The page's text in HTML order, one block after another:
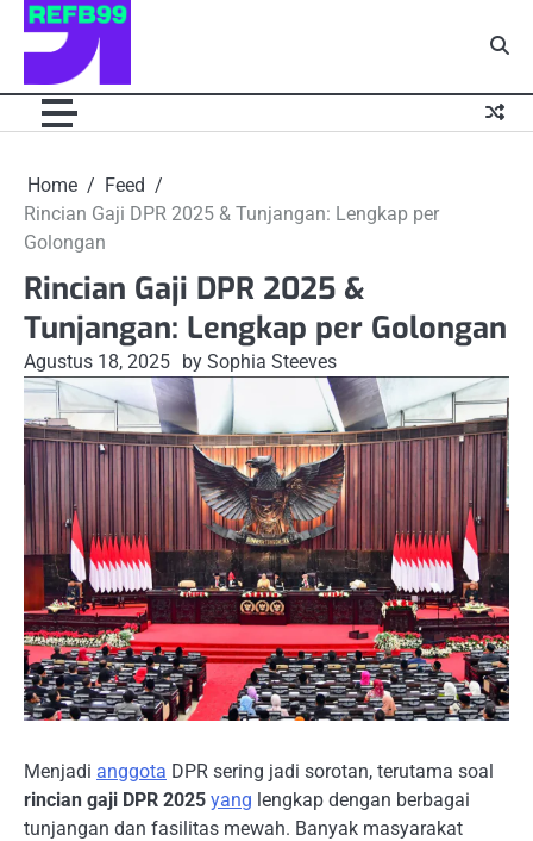
Skip
Home
Feed
Rincian Gaji DPR 2025 & Tunjangan: Lengkap per
Golongan
Rincian Gaji DPR 2025 &
Tunjangan: Lengkap per Golongan
Agustus 18, 2025 by Sophia Steeves
Menjadi anggota DPR sering jadi sorotan, terutama soal
rincian gaji DPR 2025 yang lengkap dengan berbagai
tunjangan dan fasilitas mewah. Banyak masyarakat